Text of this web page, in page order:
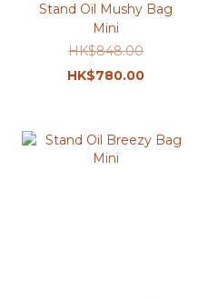
Stand Oil Mushy Bag
Mini
HK$848.00
HK$780.00